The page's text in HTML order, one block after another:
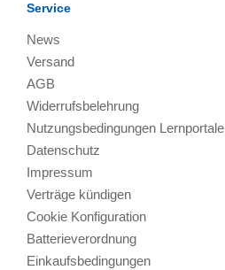
Service
News
Versand
AGB
Widerrufsbelehrung
Nutzungsbedingungen Lernportale
Datenschutz
Impressum
Verträge kündigen
Cookie Konfiguration
Batterieverordnung
Einkaufsbedingungen